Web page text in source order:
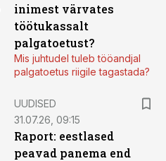
inimest värvates
töötukassalt
palgatoetust?
Mis juhtudel tuleb tööandjal
palgatoetus riigile tagastada?
UUDISED
31.07.26, 09:15
Raport: eestlased
peavad panema end